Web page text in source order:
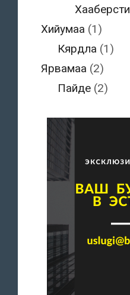
Хааберсти
Хийумаа (1)
Кярдла (1)
Ярвамаа (2)
Пайде (2)